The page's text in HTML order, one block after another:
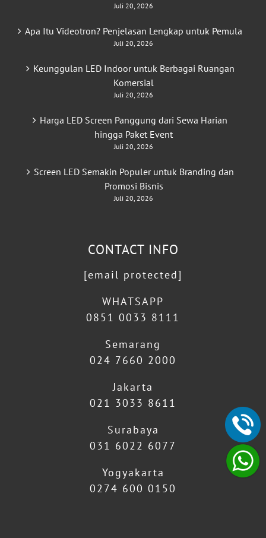
Juli 20, 2026
Apa Itu Videotron? Penjelasan Lengkap untuk Pemula
Juli 20, 2026
Keunggulan LED Indoor untuk Berbagai Ruangan
Komersial
Juli 20, 2026
Harga LED Screen Panggung dari Sewa Harian
hingga Paket Event
Juli 20, 2026
Screen LED Semakin Populer untuk Branding dan
Promosi Bisnis
Juli 20, 2026
CONTACT INFO
[email protected]
WHATSAPP
0851 0033 8111
Semarang
024 7660 2000
Jakarta
021 3033 8611
Surabaya
031 6022 6077
Yogyakarta
0274 600 0150